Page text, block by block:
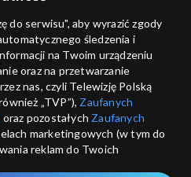
ANULUJ
do serwisu", aby wyrazić zgody
śledzenia i
na Twoim urządzeniu
oraz na przetwarzanie
nas, czyli Telewizję Polską
„TVP”), Zaufanych
oraz pozostałych Zaufanych
marketingowych (w tym do
reklam do Twoich